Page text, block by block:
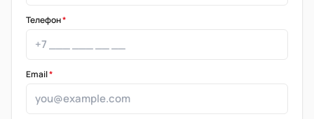
Телефон*
Email*